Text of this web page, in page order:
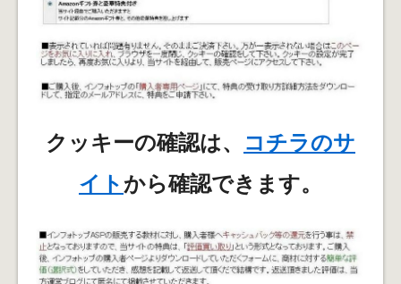
クッキーの確認は、
コチラのサ
イト から確認できます。